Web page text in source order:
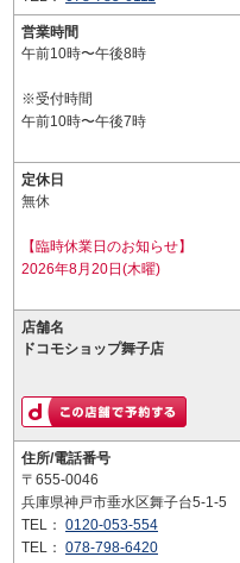
営業時間
午前10時〜午後8時
※受付時間
午前10時〜午後7時
定休日
無休
【臨時休業日のお知らせ】
2026年8月20日(木曜)
店舗名
ドコモショップ舞子店
住所/電話番号
〒655-0046
兵庫県神戸市垂水区舞子台5-1-5
TEL： 0120-053-554
TEL： 078-798-6420